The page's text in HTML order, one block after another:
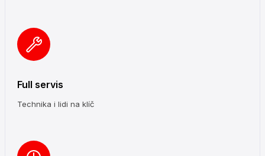
Full servis
Technika i lidi na klíč